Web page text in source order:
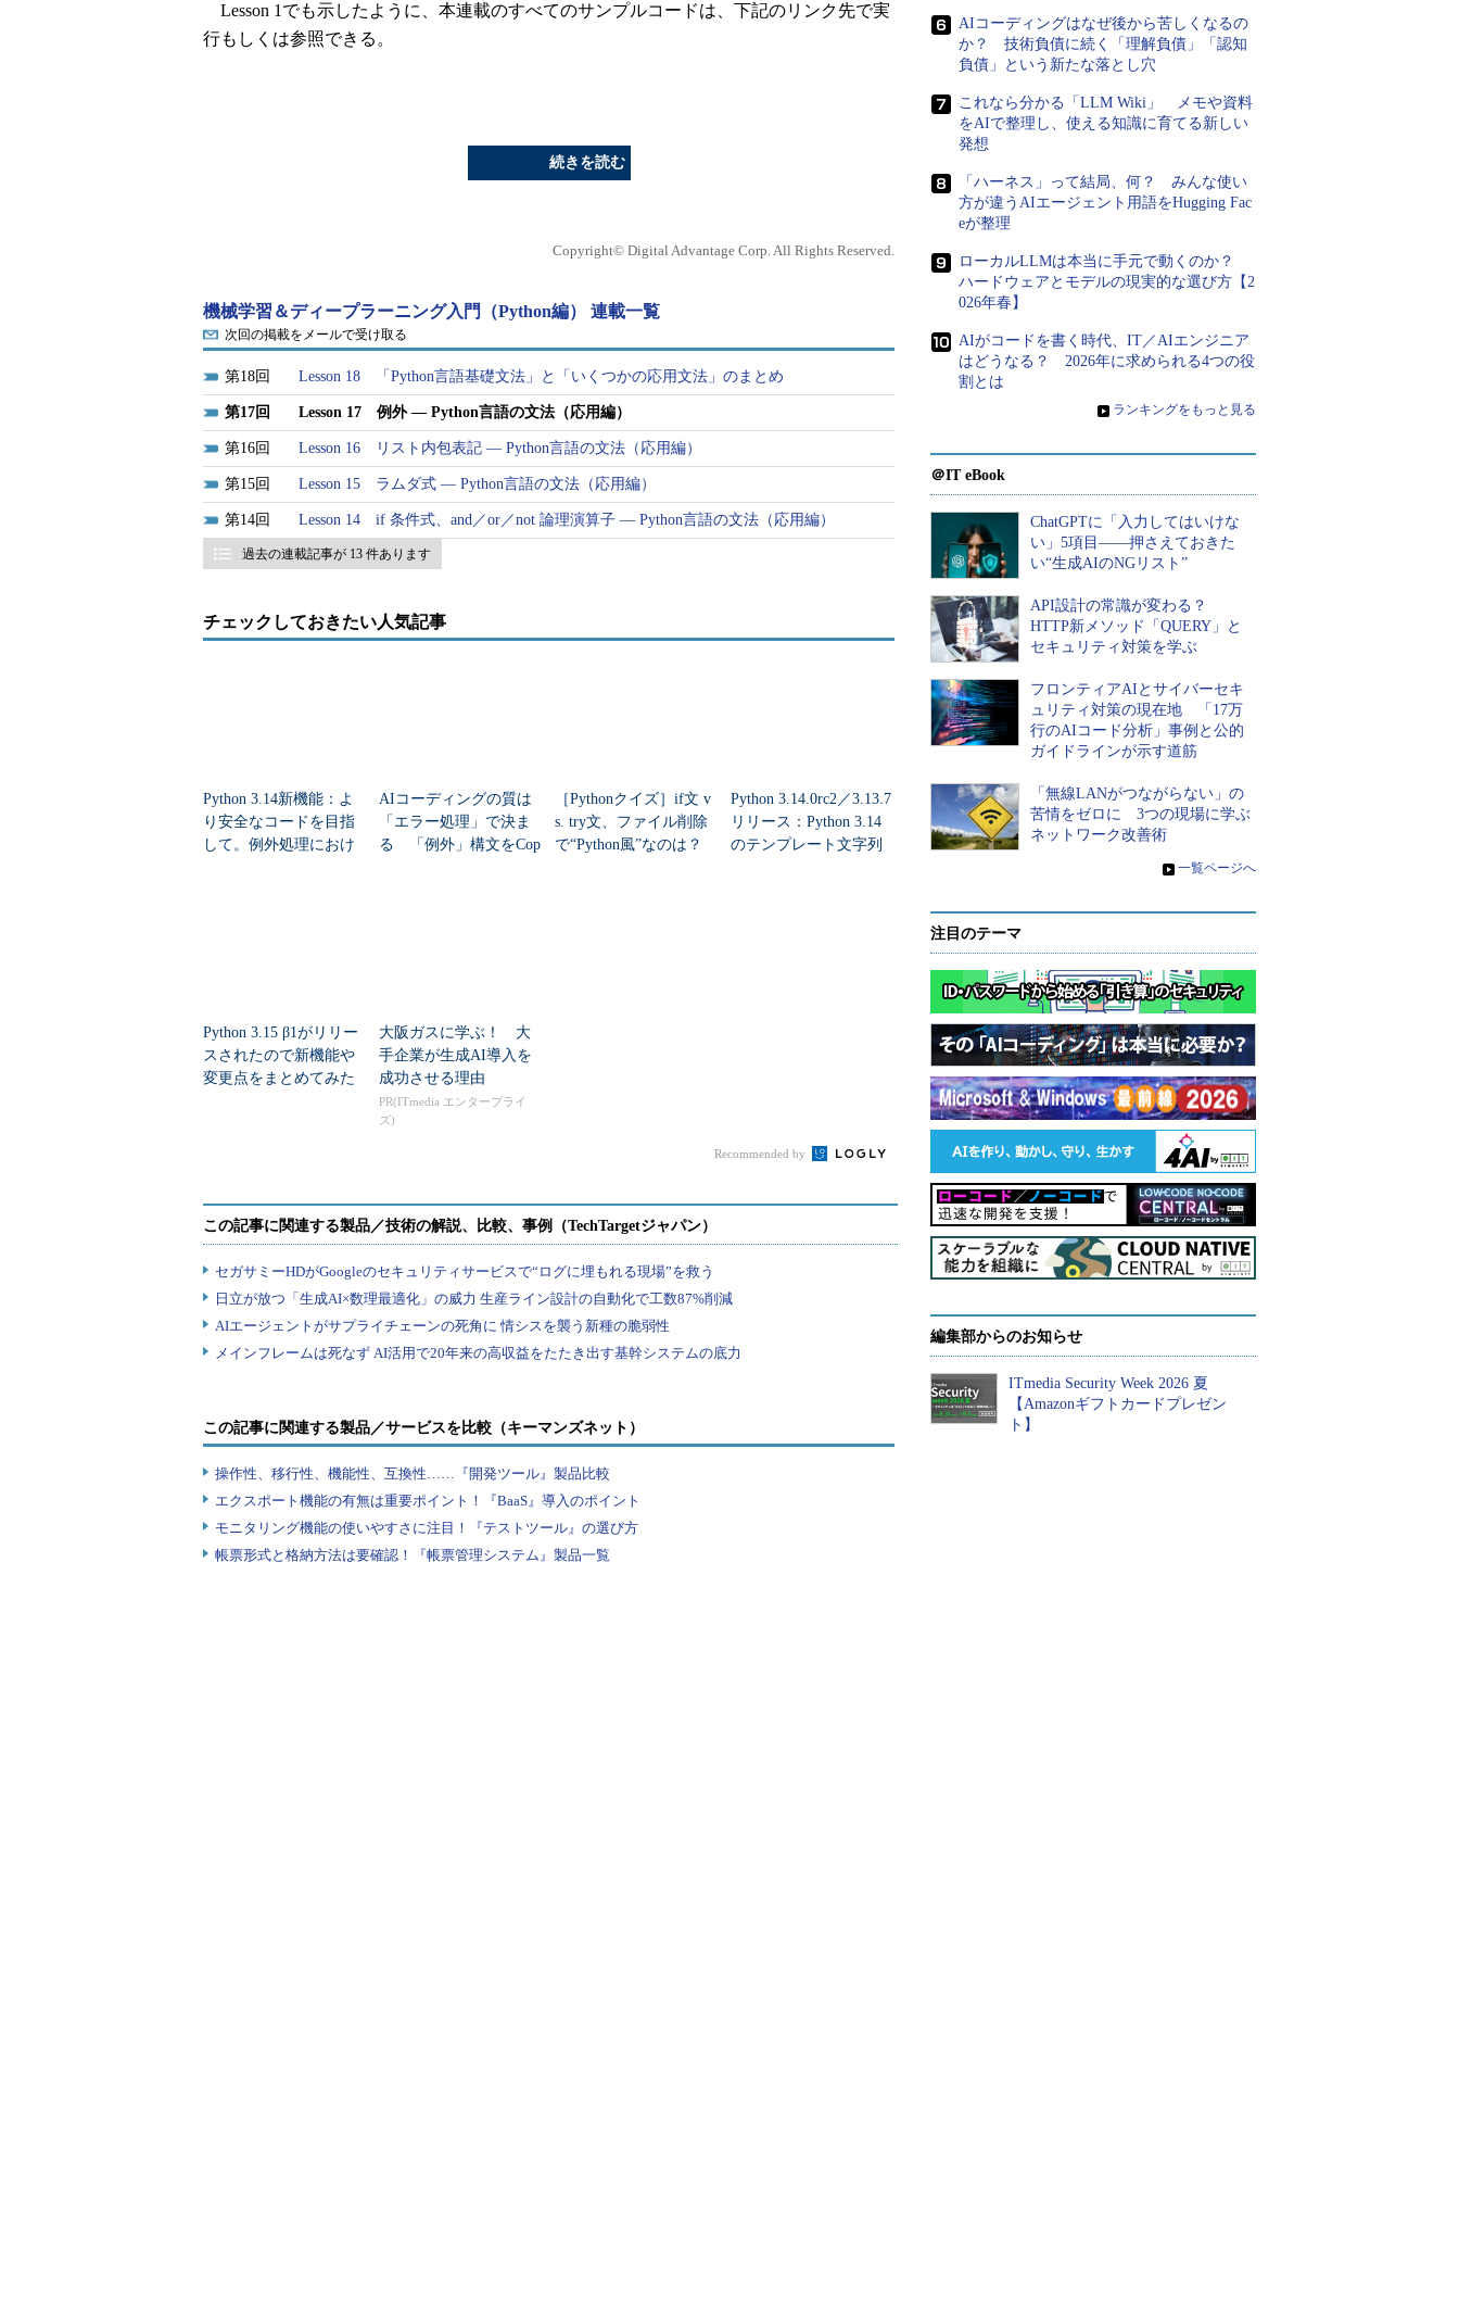
Lesson 1でも示したように、本連載のすべてのサンプルコードは、下記のリンク先で実
行もしくは参照できる。
続きを読む
Copyright© Digital Advantage Corp. All Rights Reserved.
機械学習＆ディープラーニング入門（Python編） 連載一覧
次回の掲載をメールで受け取る
18 Lesson 18 「Python言語基礎文法」と「いくつかの応用文法」のまとめ
17 Lesson 17 例外 ― Python言語の文法（応用編）
16 Lesson 16 リスト内包表記 ― Python言語の文法（応用編）
15 Lesson 15 ラムダ式 ― Python言語の文法（応用編）
14 Lesson 14 if 条件式、and／or／not 論理演算子 ― Python言語の文法（応用編）
過去の連載記事が 13 件あります
チェックしておきたい人気記事
Python 3.14新機能：よ
り安全なコードを目指
して。例外処理におけ
AIコーディングの質は
「エラー処理」で決ま
る 「例外」構文をCop
［Pythonクイズ］if文 v
s. try文、ファイル削除
で“Python風”なのは？
Python 3.14.0rc2／3.13.7
リリース：Python 3.14
のテンプレート文字列
Python 3.15 β1がリリー
スされたので新機能や
変更点をまとめてみた
大阪ガスに学ぶ！ 大
手企業が生成AI導入を
成功させる理由
PR(ITmedia エンタープライ
ズ)
Recommended by
この記事に関連する製品／サービスを比較（キーマンズネット）
操作性、移行性、機能性、互換性……『開発ツール』製品比較
エクスポート機能の有無は重要ポイント！『BaaS』導入のポイント
モニタリング機能の使いやすさに注目！『テストツール』の選び方
帳票形式と格納方法は要確認！『帳票管理システム』製品一覧
AIコーディングはなぜ後から苦しくなるの
か？ 技術負債に続く「理解負債」「認知
負債」という新たな落とし穴
これなら分かる「LLM Wiki」 メモや資料
をAIで整理し、使える知識に育てる新しい
発想
「ハーネス」って結局、何？ みんな使い
方が違うAIエージェント用語をHugging Fac
eが整理
ローカルLLMは本当に手元で動くのか？
ハードウェアとモデルの現実的な選び方【2
026年春】
AIがコードを書く時代、IT／AIエンジニア
はどうなる？ 2026年に求められる4つの役
割とは
» ランキングをもっと見る
＠IT eBook
ChatGPTに「入力してはいけな
い」5項目――押さえておきた
い“生成AIのNGリスト”
API設計の常識が変わる？
HTTP新メソッド「QUERY」と
セキュリティ対策を学ぶ
フロンティアAIとサイバーセキ
ュリティ対策の現在地 「17万
行のAIコード分析」事例と公的
ガイドラインが示す道筋
「無線LANがつながらない」の
苦情をゼロに 3つの現場に学ぶ
ネットワーク改善術
» 一覧ページへ
注目のテーマ
編集部からのお知らせ
ITmedia Security Week 2026 夏
【Amazonギフトカードプレゼン
ト】